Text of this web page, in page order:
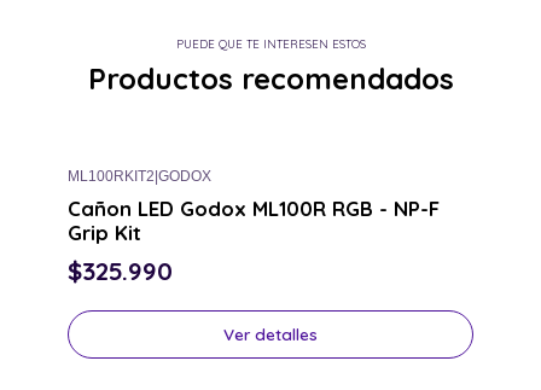
PUEDE QUE TE INTERESEN ESTOS
Productos recomendados
ML100RKIT2 GODOX
Cañon LED Godox ML100R RGB - NP-F
Grip Kit
$325.990
Ver detalles